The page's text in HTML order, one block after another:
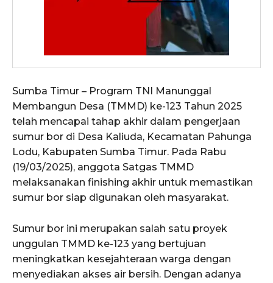
Sumba Timur – Program TNI Manunggal
Membangun Desa (TMMD) ke-123 Tahun 2025
telah mencapai tahap akhir dalam pengerjaan
sumur bor di Desa Kaliuda, Kecamatan Pahunga
Lodu, Kabupaten Sumba Timur. Pada Rabu
(19/03/2025), anggota Satgas TMMD
melaksanakan finishing akhir untuk memastikan
sumur bor siap digunakan oleh masyarakat.
Sumur bor ini merupakan salah satu proyek
unggulan TMMD ke-123 yang bertujuan
meningkatkan kesejahteraan warga dengan
menyediakan akses air bersih. Dengan adanya